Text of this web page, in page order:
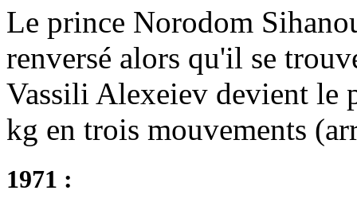
Le prince Norodom
renversé alors qu'il se
Vassili Alexeiev devient le
kg en trois mouvements
1971 :